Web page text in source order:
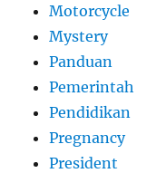
Motorcycle
Mystery
Panduan
Pemerintah
Pendidikan
Pregnancy
President